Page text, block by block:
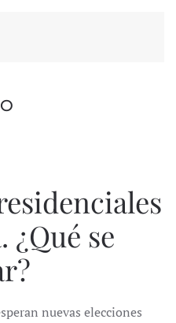
¿Qué se
nuevas elecciones